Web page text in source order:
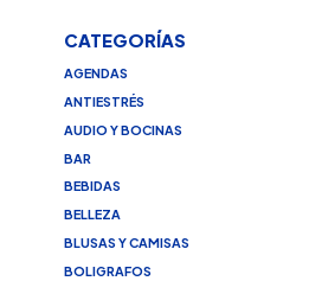
CATEGORÍAS
AGENDAS
ANTIESTRÉS
AUDIO Y BOCINAS
BAR
BEBIDAS
BELLEZA
BLUSAS Y CAMISAS
BOLIGRAFOS